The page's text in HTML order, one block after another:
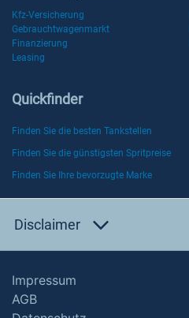
Kfz-Versicherung
Gebrauchtwagenmarkt
Finanzierung
Leasing
Quickfinder
Finden Sie die besten Tankstellen
Finden Sie die günstigsten Spritpreise
Finden Sie Ihre bevorzugte Marke
Disclaimer
Impressum
AGB